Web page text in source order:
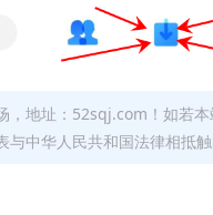
地址：52sqj.com！如若
中华人民共和国法律相抵触